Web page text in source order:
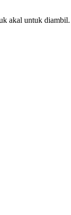
akal untuk